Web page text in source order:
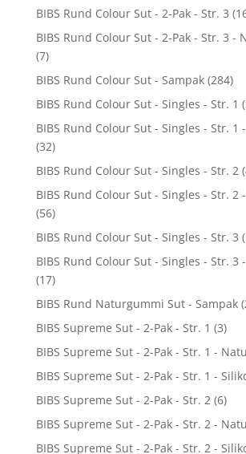
BIBS Rund Colour Sut - 2-Pak - Str. 3
BIBS Rund Colour Sut - 2-Pak - Str. 3 -
(7)
BIBS Rund Colour Sut - Sampak (284)
BIBS Rund Colour Sut - Singles - Str. 1
BIBS Rund Colour Sut - Singles - Str.
(32)
BIBS Rund Colour Sut - Singles - Str. 2
BIBS Rund Colour Sut - Singles - Str.
(56)
BIBS Rund Colour Sut - Singles - Str. 3
BIBS Rund Colour Sut - Singles - Str.
(17)
BIBS Rund Naturgummi Sut - Sampak
BIBS Supreme Sut - 2-Pak - Str. 1 (3)
BIBS Supreme Sut - 2-Pak - Str. 1 -
BIBS Supreme Sut - 2-Pak - Str. 1 -
BIBS Supreme Sut - 2-Pak - Str. 2 (6)
BIBS Supreme Sut - 2-Pak - Str. 2 -
BIBS Supreme Sut - 2-Pak - Str. 2 -